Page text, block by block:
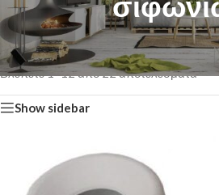
Αρχική σελίδα/ Shop/Νικελοχρωμέ -
Σωλινες - εξαρτηματα σιφωνιων
Βλέπετε 1–12 από 22 αποτελέσματα
Show sidebar